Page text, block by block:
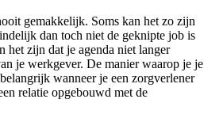
gemakkelijk. Soms kan het zo zijn
dan toch niet de geknipte job is
het zijn dat je agenda niet langer
je werkgever. De manier waarop je je
wanneer je een zorgverlener
relatie opgebouwd met de